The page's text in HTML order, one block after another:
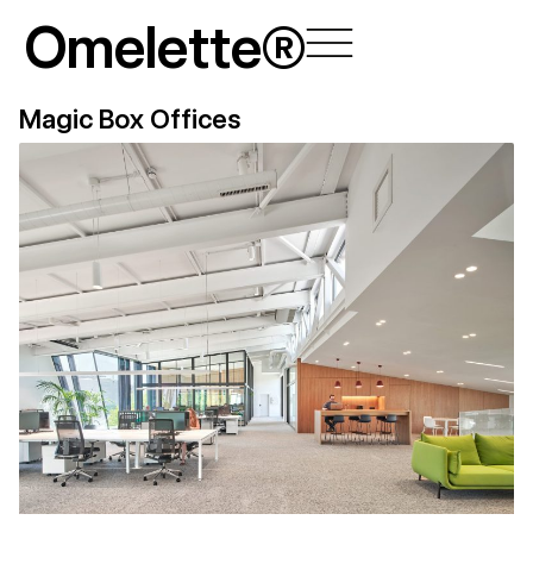
content
Omelette®
Magic Box Offices